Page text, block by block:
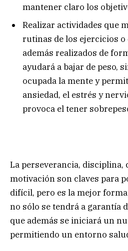
mantener claro los
Realizar actividades que
rutinas de los ejercicios
además realizados de
ayudará a bajar de peso,
ocupada la mente y
ansiedad, el estrés y
provoca el tener
La perseverancia, disciplina,
motivación son claves para
difícil, pero es la mejor
no sólo se tendrá a garantía
que además se iniciará un
permitiendo un entorno